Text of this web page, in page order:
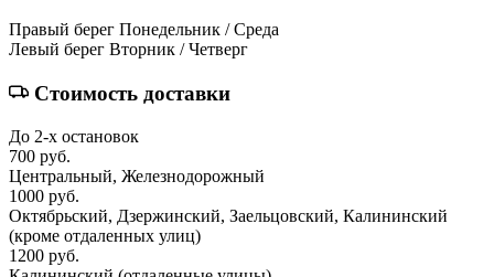
Правый берег Понедельник / Среда
Левый берег Вторник / Четверг
Стоимость доставки
До 2-х остановок
700 руб.
Центральный, Железнодорожный
1000 руб.
Октябрьский, Дзержинский, Заельцовский, Калининский
(кроме отдаленных улиц)
1200 руб.